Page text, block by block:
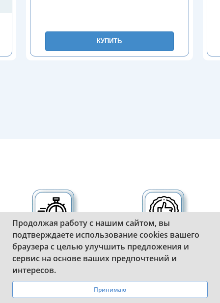
КУПИТЬ
Быстрое изготовление
дубликатов
госномеров любого
объема.
Гарантия качества.
Штампуем номера из
алюминевого сплава.
Продолжая работу с нашим сайтом, вы
подтверждаете использование cookies вашего
браузера с целью улучшить предложения и
сервис на основе ваших предпочтений и
интересов.
Принимаю
WhatsApp